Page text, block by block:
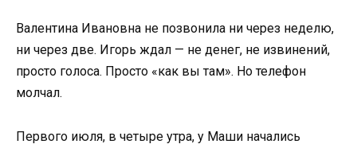
Валентина Ивановна не позвонила ни через неделю,
ни через две. Игорь ждал — не денег, не извинений,
просто голоса. Просто «как вы там». Но телефон
молчал.
Первого июля, в четыре утра, у Маши начались